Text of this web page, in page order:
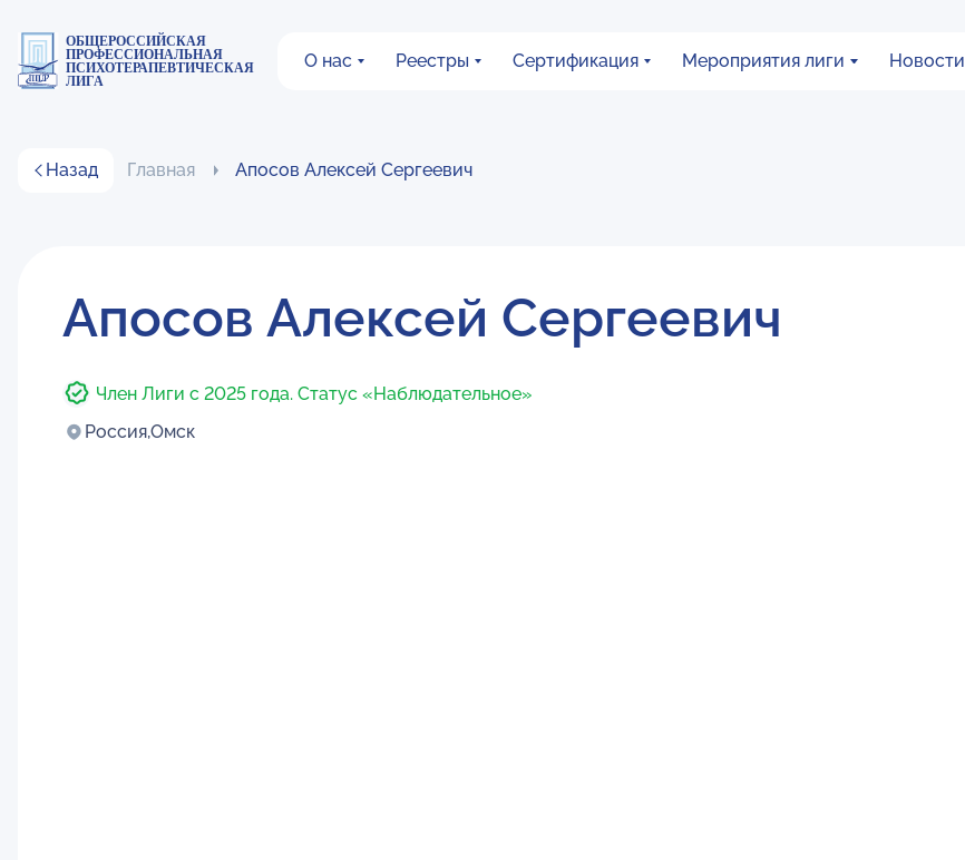
ОБЩЕРОССИЙСКАЯ
ПРОФЕССИОНАЛЬНАЯ
ПСИХОТЕРАПЕВТИЧЕСКАЯ
ЛИГА
О нас Реестры Сертификация Мероприятия лиги Новости
Назад Главная Апосов Алексей Сергеевич
Апосов Алексей Сергеевич
Член Лиги с 2025 года. Статус «Наблюдательное»
Россия,Омск